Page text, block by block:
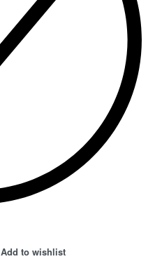
Add to wishlist